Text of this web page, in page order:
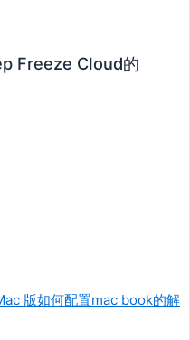
Freeze Cloud的
版如何配置mac book的解